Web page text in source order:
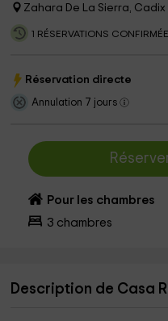
Zahara De La Sierra, Cadix
1 RÉSERVATIONS
Réservation directe
Annulation 7 jours
Pour les chambres
3 chambres
Description de Casa